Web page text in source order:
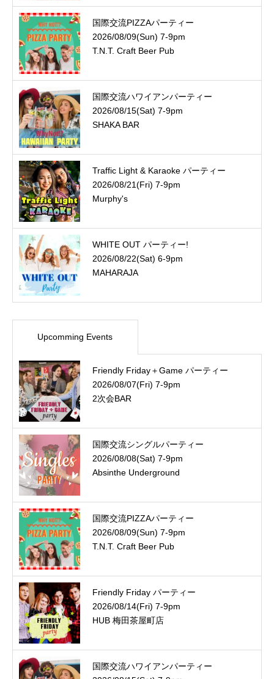
国際交流PIZZAパーティー
2026/08/09(Sun) 7-9pm
T.N.T. Craft Beer Pub
国際交流ハワイアンパーティー
2026/08/15(Sat) 7-9pm
SHAKA BAR
Traffic Light & Karaoke パーティー
2026/08/21(Fri) 7-9pm
Murphy's
WHITE OUT パーティー!
2026/08/22(Sat) 6-9pm
MAHARAJA
Upcomming Events
Friendly Friday＋Game パーティー
2026/08/07(Fri) 7-9pm
2次会BAR
国際交流シングルパーティー
2026/08/08(Sat) 7-9pm
Absinthe Underground
国際交流PIZZAパーティー
2026/08/09(Sun) 7-9pm
T.N.T. Craft Beer Pub
Friendly Friday パーティー
2026/08/14(Fri) 7-9pm
HUB 梅田茶屋町店
国際交流ハワイアンパーティー